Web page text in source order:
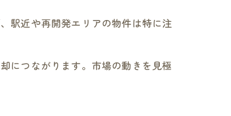
駅近や再開発エリアの物件は特に注
につながります。市場の動きを見極